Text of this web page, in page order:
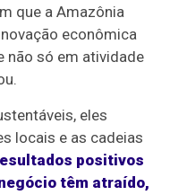
que a Amazônia
econômica
não só em atividade
eles
locais e as cadeias
positivos
têm atraído,